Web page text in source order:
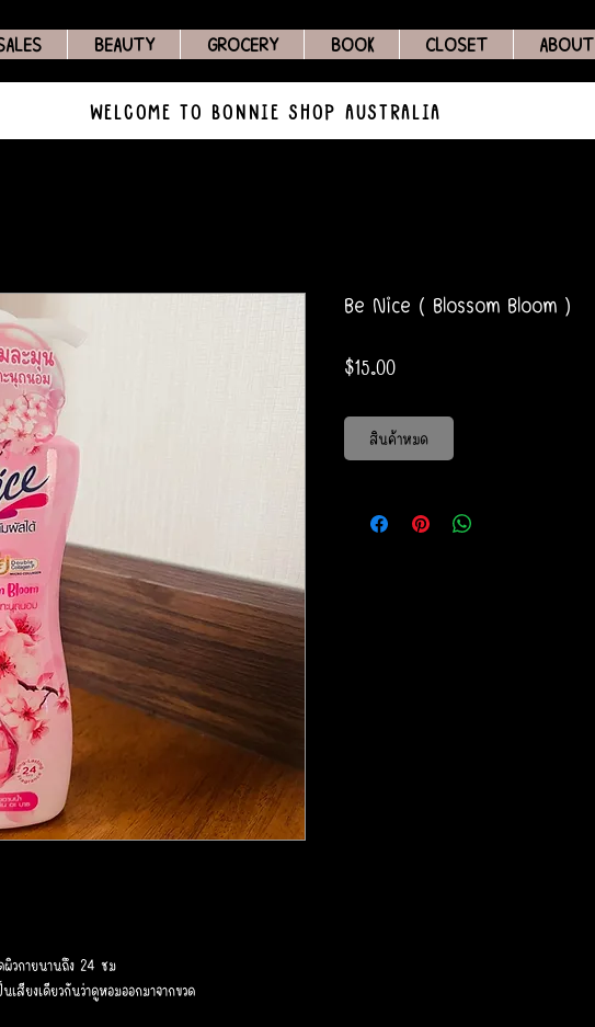
BEAUTY GROCERY BOOK CLOSET ABOUT
WELCOME TO BONNIE SHOP AUSTRALIA
วกายนานถึง 24 ชม
สียงเดียวกันว่าดูหอมออกมาจากขวด
Be Nice ( Blossom Bloom )
$15.00ราคา
สินค้าหมด